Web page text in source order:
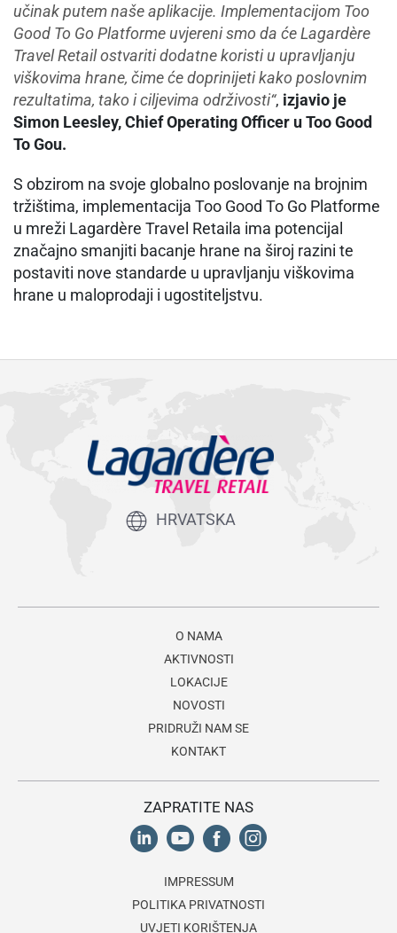
učinak putem naše aplikacije. Implementacijom Too
Good To Go Platforme uvjereni smo da će Lagardère
Travel Retail ostvariti dodatne koristi u upravljanju
viškovima hrane, čime će doprinijeti kako poslovnim
rezultatima, tako i ciljevima održivosti“, izjavio je
Simon Leesley, Chief Operating Officer u Too Good
To Gou.
S obzirom na svoje globalno poslovanje na brojnim
tržištima, implementacija Too Good To Go Platforme
u mreži Lagardère Travel Retaila ima potencijal
značajno smanjiti bacanje hrane na široj razini te
postaviti nove standarde u upravljanju viškovima
hrane u maloprodaji i ugostiteljstvu.
HRVATSKA
O NAMA
AKTIVNOSTI
LOKACIJE
NOVOSTI
PRIDRUŽI NAM SE
KONTAKT
ZAPRATITE NAS
IMPRESSUM
POLITIKA PRIVATNOSTI
UVJETI KORIŠTENJA